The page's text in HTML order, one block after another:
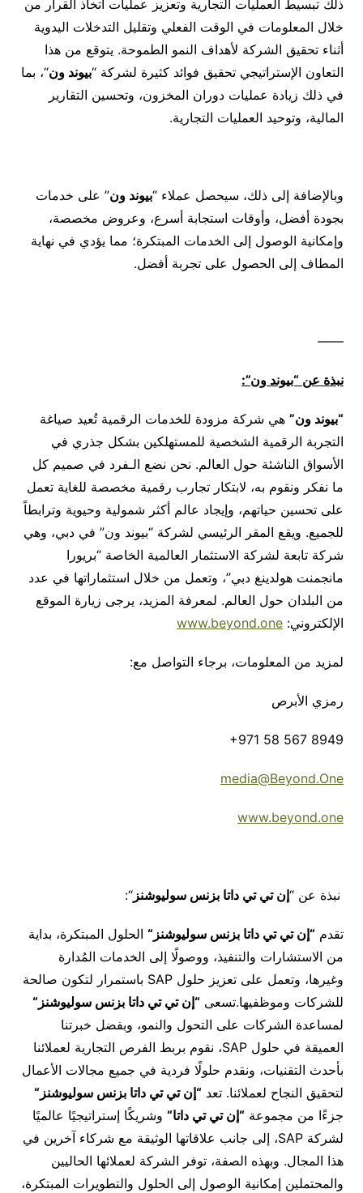
ذلك تبسيط العمليات التجارية وتعزيز عمليات اتخاذ القرار من
خلال المعلومات في الوقت الفعلي وتقليل التدخلات اليدوية
أثناء تحقيق الشركة لأهداف النمو الطموحة. يتوقع من هذا
التعاون الإستراتيجي تحقيق فوائد كثيرة لشركة “بيوند ون“، بما
في ذلك زيادة عمليات دوران المخزون، وتحسين التقارير
المالية، وتوحيد العمليات التجارية.
وبالإضافة إلى ذلك، سيحصل عملاء “بيوند ون” على خدمات
بجودة أفضل، وأوقات استجابة أسرع، وعروض مخصصة،
وإمكانية الوصول إلى الخدمات المبتكرة؛ مما يؤدي في نهاية
المطاف إلى الحصول على تجربة أفضل.
——
نبذة عن “بيوند ون”:
“بيوند ون”هي شركة مزودة للخدمات الرقمية تُعيد صياغة
التجربة الرقمية الشخصية للمستهلكين بشكل جذري في
الأسواق الناشئة حول العالم. نحن نضع الـفرد في صميم كل
ما نفكر ونقوم به، لابتكار تجارب رقمية مخصصة للغاية تعمل
على تحسين حياتهم، وإيجاد عالم أكثر شمولية وحيوية وترابطاً
للجميع. ويقع المقر الرئيسي لشركة “بيوند ون” في دبي، وهي
شركة تابعة لشركة الاستثمار العالمية الخاصة “بريورا
مانجمنت هولدينغ دبي”، وتعمل من خلال استثماراتها في عدد
من البلدان حول العالم. لمعرفة المزيد، يرجى زيارة الموقع
الإلكتروني: www.beyond.one
لمزيد من المعلومات، برجاء التواصل مع:
رمزي الأبرص
+971 58 567 8949
media@Beyond.One
www.beyond.one
نبذة عن “إن تي تي داتا بزنس سوليوشنز “:
تقدم “إن تي تي داتا بزنس سوليوشنز “الحلول المبتكرة، بداية
من الاستشارات والتنفيذ، ووصولًا إلى الخدمات المُدارة
وغيرها، وتعمل على تعزيز حلول SAP باستمرار لتكون صالحة
للشركات وموظفيها.تسعى “إن تي تي داتا بزنس سوليوشنز “
لمساعدة الشركات على التحول والنمو، وبفضل خبرتنا
العميقة في حلول SAP، نقوم بربط الفرص التجارية لعملائنا
بأحدث التقنيات، ونقدم حلولًا فردية في جميع مجالات الأعمال
لتحقيق النجاح لعملائنا. تعد “إن تي تي داتا بزنس سوليوشنز “
جزءًا من مجموعة “إن تي تي داتا“وشريكًا إستراتيجيًا عالميًا
لشركة SAP، إلى جانب علاقاتها الوثيقة مع شركاء آخرين في
هذا المجال. وبهذه الصفة، توفر الشركة لعملائها الحاليين
والمحتملين إمكانية الوصول إلى الحلول والتطويرات المبتكرة،